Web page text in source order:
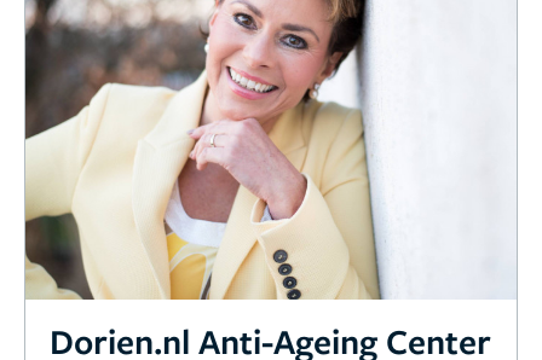
Dorien.nl Anti-Ageing Center